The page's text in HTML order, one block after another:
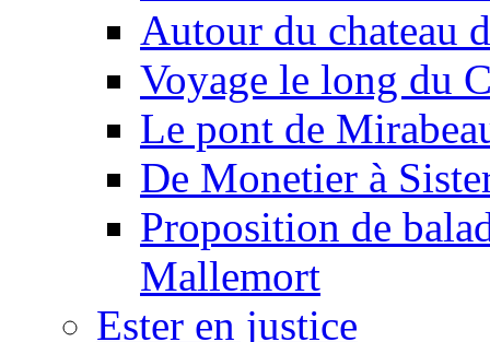
Autour du chateau
Voyage le long du
Le pont de
De Monetier à
Proposition de
Mallemort
Ester en justice